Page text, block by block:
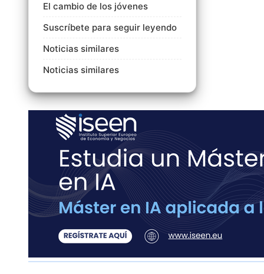
El cambio de los jóvenes
Suscríbete para seguir leyendo
Noticias similares
Noticias similares